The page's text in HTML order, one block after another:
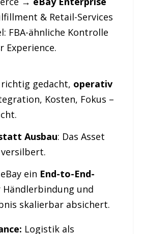
& Retail-Services
FBA-ähnliche Kontrolle
Experience.
gedacht, operativ
Kosten, Fokus –
Ausbau: Das Asset
ein End-to-End-
Händlerbindung und
skalierbar absichert.
Logistik als